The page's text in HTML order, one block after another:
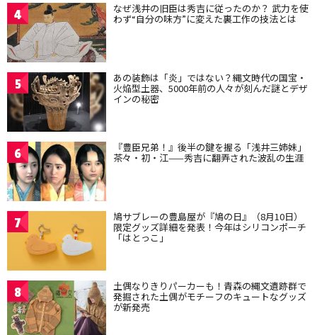
4 なぜ浅井の旧臣は秀吉に従ったのか？ 武力を使
わず“自分の味方”に変えた裏工作の技法とは
5 あの装飾は「炎」ではない？縄文時代の国宝・
火焔型土器、5000年前の人々が刻んだ謎とデザ
インの秘密
6 『豊臣兄弟！』後半の鍵を握る「浅井三姉妹」
茶々・初・江——秀吉に翻弄された波乱の生涯
7 鳩サブレーの豊島屋が『鳩の日』（8月10日）
限定グッズ詳細を発表！今年はシリコンポーチ
「はとっこ」
8 土偶なりきりパーカーも！青森の縄文遺跡群で
発掘された土偶がモチーフのキュートなグッズ
が新発売